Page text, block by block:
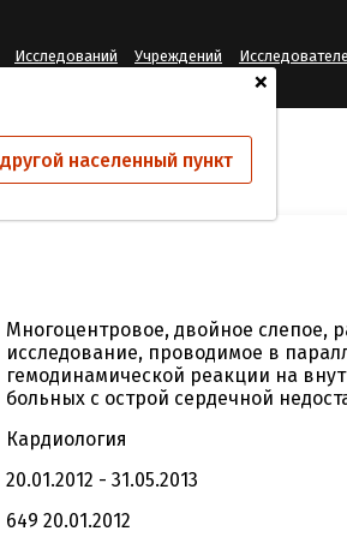
+
населенный пункт
Исследований Учреждений
Многоцентровое, двойное слепое,
исследование, проводимое в
гемодинамической реакции на
больных с острой сердечной
Кардиология
20.01.2012 - 31.05.2013
649 20.01.2012